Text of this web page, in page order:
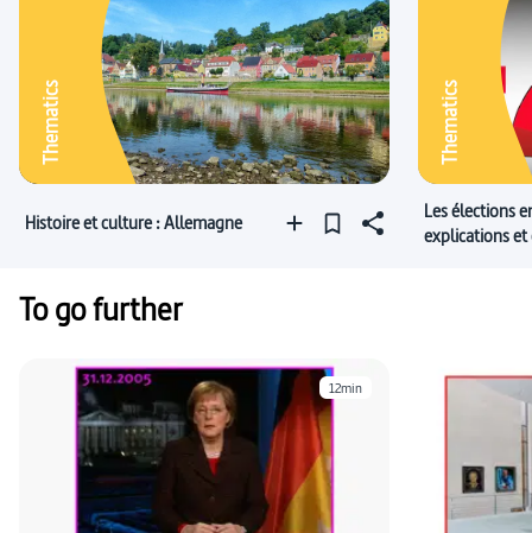
Thematics
Histoire et culture : Allemagne
Thematics
Les élections
explications
To go further
12min